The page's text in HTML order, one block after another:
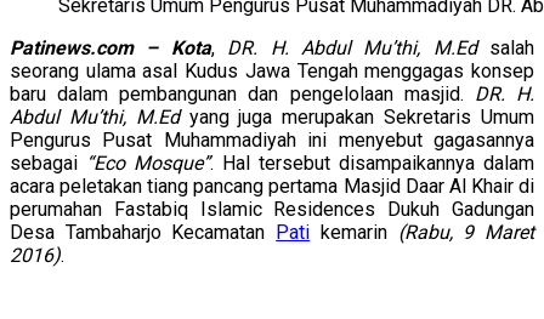
Sekretaris Umum Pengurus Pusat Muhammadiyah DR.
Patinews.com – Kota, DR. H. Abdul Mu’thi, M.Edsalah
seorang ulama asal Kudus Jawa Tengah menggagas konsep
baru dalam pembangunan dan pengelolaan masjid. DR. H.
Abdul Mu’thi, M.Ed yang juga merupakan Sekretaris Umum
Pengurus Pusat Muhammadiyah ini menyebut gagasannya
sebagai “Eco Mosque”. Hal tersebut disampaikannya dalam
acara peletakan tiang pancang pertama Masjid Daar Al Khair di
perumahan Fastabiq Islamic Residences Dukuh Gadungan
Desa Tambaharjo Kecamatan Pati kemarin (Rabu, 9 Maret
2016).